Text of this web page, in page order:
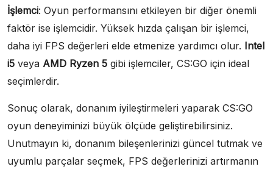
İşlemci: Oyun performansını etkileyen bir diğer önemli
faktör ise işlemcidir. Yüksek hızda çalışan bir işlemci,
daha iyi FPS değerleri elde etmenize yardımcı olur. Intel
i5 veya AMD Ryzen 5 gibi işlemciler, CS:GO için ideal
seçimlerdir.
Sonuç olarak, donanım iyileştirmeleri yaparak CS:GO
oyun deneyiminizi büyük ölçüde geliştirebilirsiniz.
Unutmayın ki, donanım bileşenlerinizi güncel tutmak ve
uyumlu parçalar seçmek, FPS değerlerinizi artırmanın